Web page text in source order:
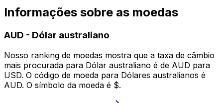
Informações sobre as moedas
AUD - Dólar australiano
Nosso ranking de moedas mostra que a taxa de câmbio
mais procurada para Dólar australiano é de AUD para
USD. O código de moeda para Dólares australianos é
AUD. O símbolo da moeda é $.